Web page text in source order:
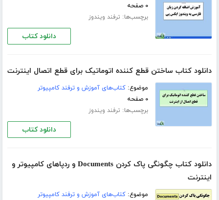
۰ صفحه
برچسب‌ها: ترفند ویندوز
دانلود کتاب
دانلود کتاب ساختن قطع کننده اتوماتیک برای قطع اتصال اینترنت
موضوع:کتاب‌های آموزش و ترفند کامپیوتر
۰ صفحه
برچسب‌ها: ترفند ویندوز
دانلود کتاب
دانلود کتاب چگونگی پاک کردن Documents و ردپاهای کامپیوتر و
اینترنت
موضوع:کتاب‌های آموزش و ترفند کامپیوتر